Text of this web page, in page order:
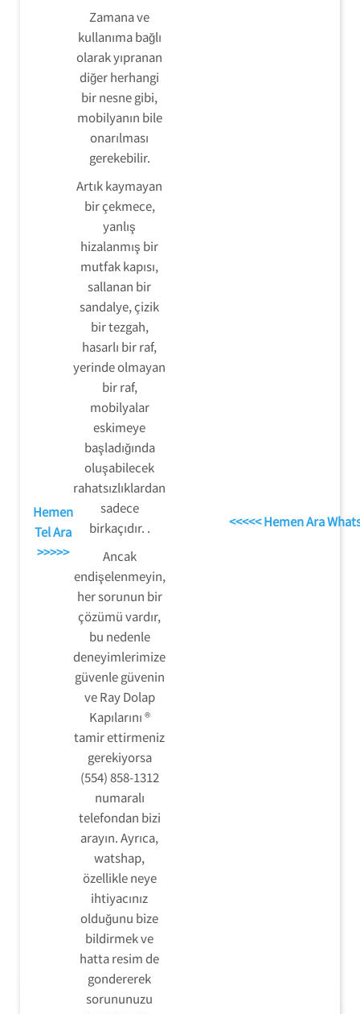
Hemen
Tel Ara
>>>>>
Zamana ve
kullanıma bağlı
olarak yıpranan
diğer herhangi
bir nesne gibi,
mobilyanın bile
onarılması
gerekebilir.
Artık kaymayan
bir çekmece,
yanlış
hizalanmış bir
mutfak kapısı,
sallanan bir
sandalye, çizik
bir tezgah,
hasarlı bir raf,
yerinde olmayan
bir raf,
mobilyalar
eskimeye
başladığında
oluşabilecek
rahatsızlıklardan
sadece
birkaçıdır. .
Ancak
endişelenmeyin,
her sorunun bir
çözümü vardır,
bu nedenle
deneyimlerimize
güvenle güvenin
ve Ray Dolap
Kapılarını ®
tamir ettirmeniz
gerekiyorsa
(554) 858-1312
numaralı
telefondan bizi
arayın. Ayrıca,
watshap,
özellikle neye
ihtiyacınız
olduğunu bize
bildirmek ve
hatta resim de
gondererek
sorununuzu
<<<<< Hemen Ara